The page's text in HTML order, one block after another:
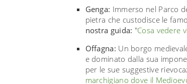
Genga: Immerso nel Parco
pietra che custodisce le
nostra guida: "Cosa vedere
Offagna: Un borgo
e dominato dalla sua
per le sue suggestive
marchigiano dove il